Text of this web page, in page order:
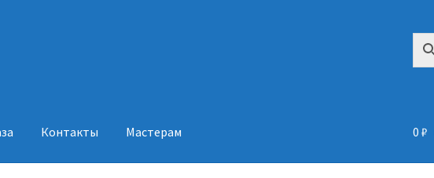
Контакты Мастерам 0 ₽